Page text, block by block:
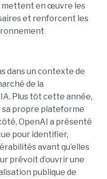
mettent en œuvre les
et renforcent les
dans un contexte de
de la
Plus tôt cette année,
propre plateforme
OpenAI a présenté
pour identifier,
avant qu’elles
prévoit d’ouvrir une
publique de